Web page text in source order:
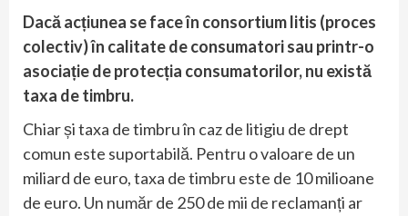
Dacă acțiunea se face în consortium litis (proces
colectiv) în calitate de consumatori sau printr-o
asociație de protecția consumatorilor, nu există
taxa de timbru.
Chiar și taxa de timbru în caz de litigiu de drept
comun este suportabilă. Pentru o valoare de un
miliard de euro, taxa de timbru este de 10 milioane
de euro. Un număr de 250 de mii de reclamanți ar